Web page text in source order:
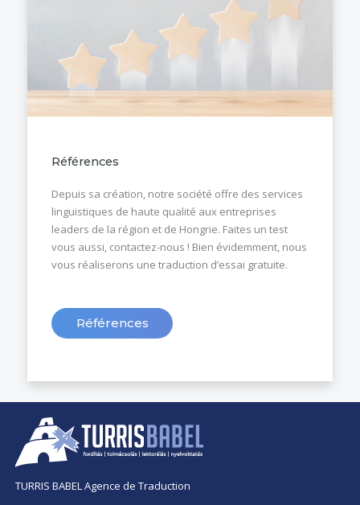
Références
Depuis sa création, notre société offre des services
linguistiques de haute qualité aux entreprises
leaders de la région et de Hongrie. Faites un test
vous aussi, contactez-nous ! Bien évidemment, nous
vous réaliserons une traduction d’essai gratuite.
Références
TURRIS BABEL Agence de Traduction